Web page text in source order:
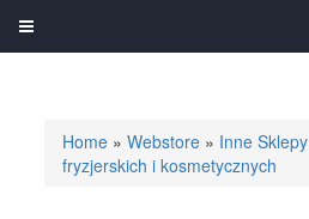
Home »Webstore » Inne Sklepy
fryzjerskich i kosmetycznych